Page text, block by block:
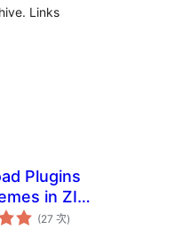
Links
Plugins
in ZIP
(27 次評
分)